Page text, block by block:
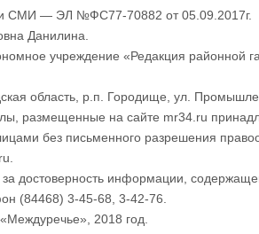
СМИ — ЭЛ №ФС77-70882 от 05.09.2017г.
Данилина.
учреждение «Редакция районной
область, р.п. Городище, ул.
размещенные на сайте mr34.ru
без письменного разрешения
за достоверность информации,
(84468) 3-45-68, 3-42-76.
2018 год.